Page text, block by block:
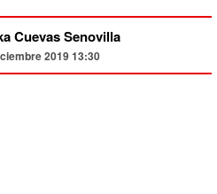
Cuevas Senovilla
2019 13:30